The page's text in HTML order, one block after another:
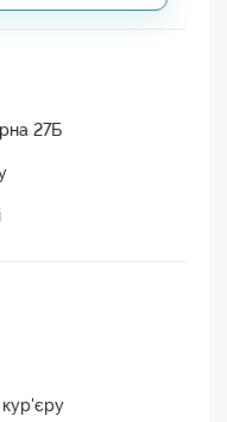
27Б
кур'єру